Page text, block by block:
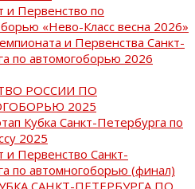
и Первенство по
«Нево-Класс весна 2026»
и Первенства Санкт-
по автомогоборью 2026
РОССИИ ПО
2025
Кубка Санкт-Петербурга по
2025
и Первенство Санкт-
по автомногоборью (финал)
САНКТ-ПЕТЕРБУРГА ПО